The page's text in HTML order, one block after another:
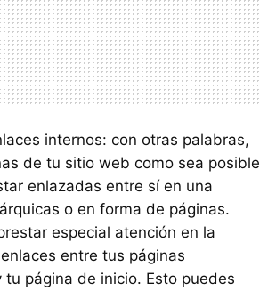
internos: con otras palabras,
de tu sitio web como sea posible
enlazadas entre sí en una
o en forma de páginas.
especial atención en la
entre tus páginas
tu página de inicio. Esto puedes